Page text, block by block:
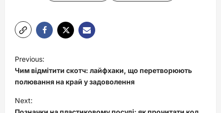
P
o
s
t
Previous:
Чим відмітити скотч: лайфхаки, що перетворюють
полювання на край у задоволення
Next: